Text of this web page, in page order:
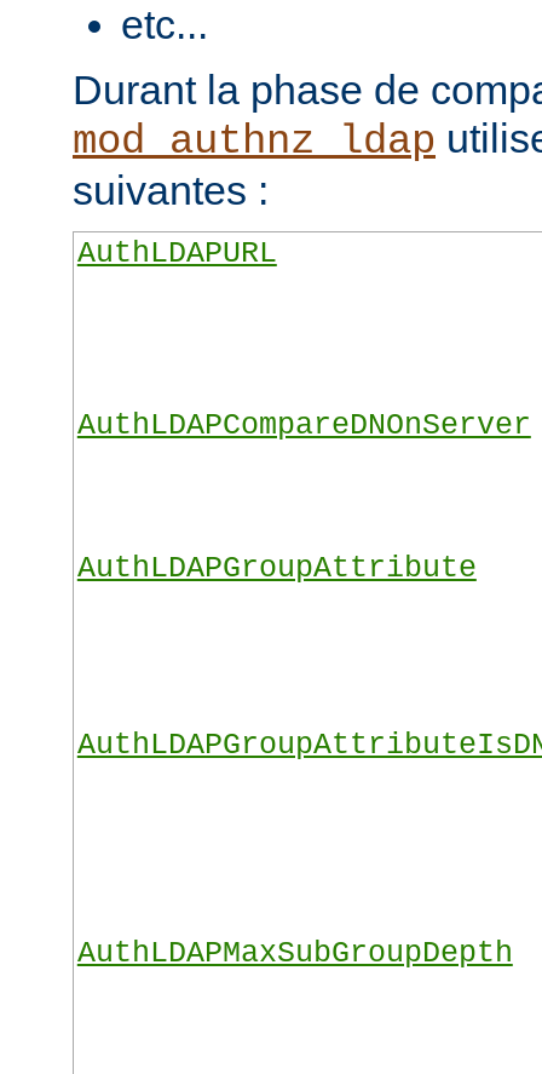
etc...
Durant la phase de
mod_authnz_ldap
suivantes :
AuthLDAPURL
AuthLDAPCompareDNOnServer
AuthLDAPGroupAttribute
AuthLDAPMaxSubGroupDepth